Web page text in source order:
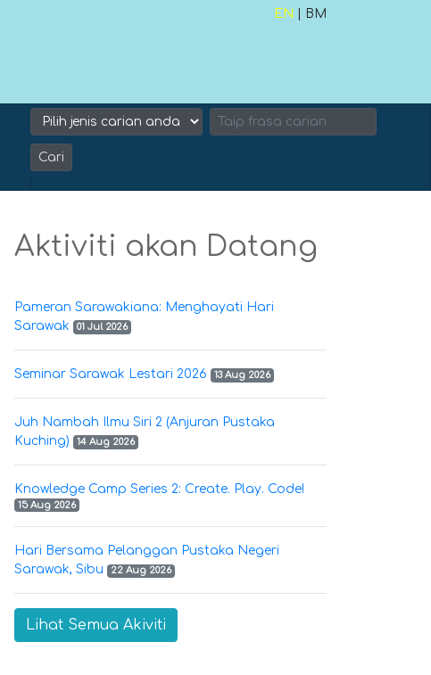
EN | BM
Cari
Aktiviti akan Datang
Pameran Sarawakiana: Menghayati Hari
Sarawak
01 Jul 2026
Seminar Sarawak Lestari 2026 13 Aug 2026
Juh Nambah Ilmu Siri 2 (Anjuran Pustaka
Kuching)
14 Aug 2026
Knowledge Camp Series 2: Create. Play. Code!
15 Aug 2026
Hari Bersama Pelanggan Pustaka Negeri
Sarawak, Sibu
22 Aug 2026
Lihat Semua Akiviti